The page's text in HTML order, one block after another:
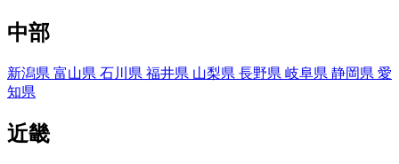
中部
新潟県 富山県 石川県 福井県 山梨県 長野県 岐阜県 静岡県 愛
知県
近畿